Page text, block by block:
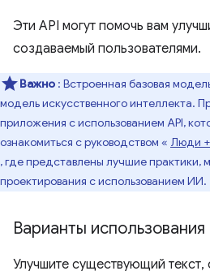
Эти API могут помочь вам
создаваемый пользователями.
Важно : Встроенная базовая
модель искусственного интеллекта.
приложения с использованием API,
ознакомиться с руководством « Люди +
, где представлены лучшие практики,
проектирования с использованием ИИ.
Варианты использования
Улучшите существующий текст,